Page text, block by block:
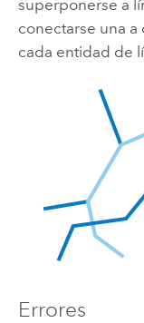
superponerse a
conectarse una
cada entidad de
Errores